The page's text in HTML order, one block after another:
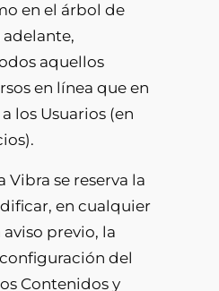
en el árbol de
aquellos
en línea que en
los Usuarios (en
Vibra se reserva la
en cualquier
previo, la
del
Contenidos y